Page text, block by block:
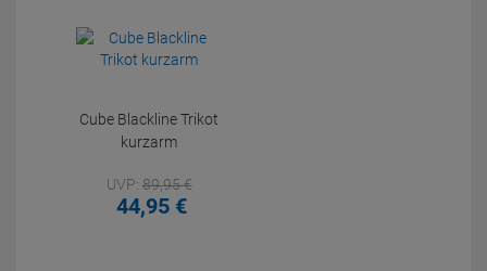
Cube Blackline Trikot
kurzarm
UVP:89,95€
44,95 €